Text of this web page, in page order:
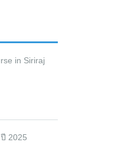
in Siriraj
2025